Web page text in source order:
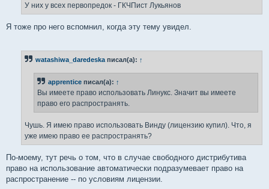
е
У них у всех первопредок - ГКЧПист Лукьянов
Я тоже про него вспомнил, когда эту тему увидел.
watashiwa_daredeska писал(а): ↑
apprentice писал(а): ↑
Вы имеете право использовать Линукс. Значит вы имеете
право его распространять.
Чушь. Я имею право использовать Винду (лицензию купил). Что, я
уже имею право ее распространять?
По-моему, тут речь о том, что в случае свободного дистрибутива
право на использование автоматически подразумевает право на
распространение -- по условиям лицензии.